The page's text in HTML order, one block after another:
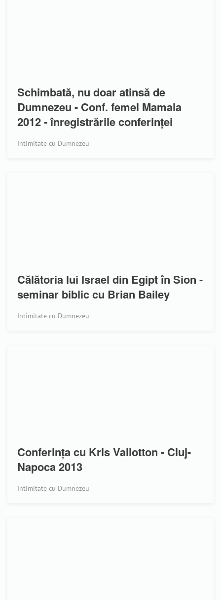
Schimbată, nu doar atinsă de
Dumnezeu - Conf. femei Mamaia
2012 - înregistrările conferinței
Intimitate cu Dumnezeu
Călătoria lui Israel din Egipt în Sion -
seminar biblic cu Brian Bailey
Intimitate cu Dumnezeu
Conferința cu Kris Vallotton - Cluj-
Napoca 2013
Intimitate cu Dumnezeu